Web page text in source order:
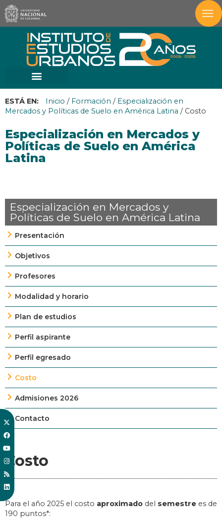
ESTÁ EN: Inicio / Formación / Especialización en
Mercados y Políticas de Suelo en América Latina / Costo
Especialización en Mercados y
Políticas de Suelo en América
Latina
Especialización en Mercados y
Políticas de Suelo en América Latina
Presentación
Objetivos
Profesores
Modalidad y horario
Plan de estudios
Perfil aspirante
Perfil egresado
Costo
Admisiones 2026
Contacto
Costo
Para el año 2025 el costo aproximado del semestre es de
190 puntos*: